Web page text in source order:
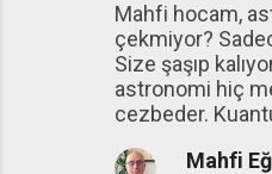
Mahfi hocam,
çekmiyor?
Size şaşıp
astronomi hiç
cezbeder.
Mahfi